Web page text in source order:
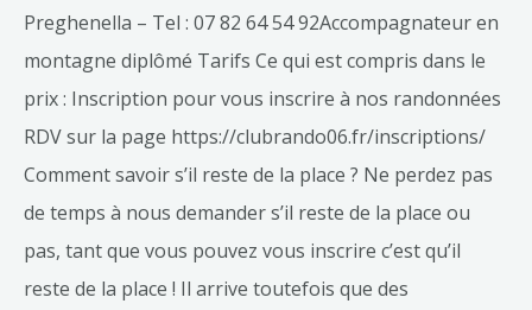
Preghenella – Tel : 07 82 64 54 92Accompagnateur en
montagne diplômé Tarifs Ce qui est compris dans le
prix : Inscription pour vous inscrire à nos randonnées
RDV sur la page https://clubrando06.fr/inscriptions/
Comment savoir s’il reste de la place ? Ne perdez pas
de temps à nous demander s’il reste de la place ou
pas, tant que vous pouvez vous inscrire c’est qu’il
reste de la place ! Il arrive toutefois que des